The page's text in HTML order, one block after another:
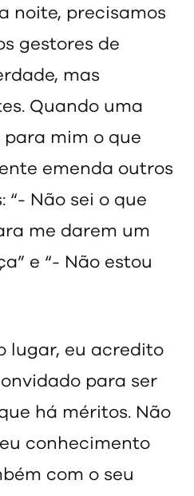
noite, precisamos
gestores de
mas
Quando uma
mim o que
emenda outros
“- Não sei o que
me darem um
e “- Não estou
lugar, eu acredito
para ser
há méritos. Não
conhecimento
com o seu